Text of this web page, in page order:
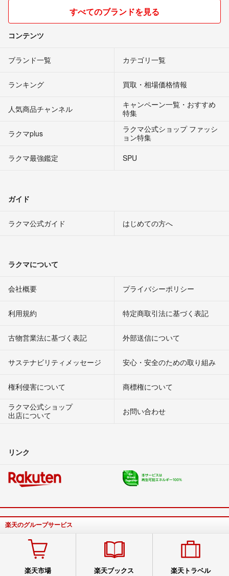
すべてのブランドを見る
コンテンツ
ブランド一覧 カテゴリ一覧
ランキング 買取・相場価格情報
人気商品チャンネル
キャンペーン一覧・おすすめ
特集
ラクマplus
ラクマ公式ショップ ファッシ
ョン特集
ラクマ最強鑑定
SPU
ガイド
ラクマ公式ガイド はじめての方へ
ラクマについて
会社概要 プライバシーポリシー
利用規約 特定商取引法に基づく表記
古物営業法に基づく表記 外部送信について
サステナビリティメッセージ 安心・安全のための取り組み
権利侵害について
商標権について
ラクマ公式ショップ
出店について
お問い合わせ
リンク
楽天のグループサービス
楽天市場 楽天ブックス 楽天トラベル